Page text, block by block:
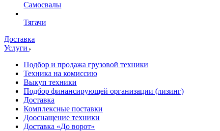
Самосвалы
Тягачи
Доставка
Услуги
Подбор и продажа грузовой техники
Техника на комиссию
Выкуп техники
Подбор финансирующей организации (лизинг)
Доставка
Комплексные поставки
Дооснащение техники
Доставка «До ворот»